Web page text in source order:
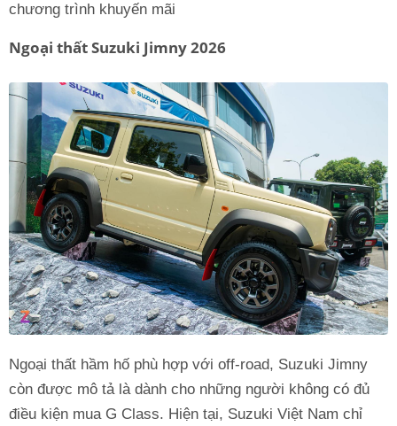
chương trình khuyến mãi
Ngoại thất Suzuki Jimny 2026
Ngoại thất hầm hố phù hợp với off-road, Suzuki Jimny
còn được mô tả là dành cho những người không có đủ
điều kiện mua G Class. Hiện tại, Suzuki Việt Nam chỉ